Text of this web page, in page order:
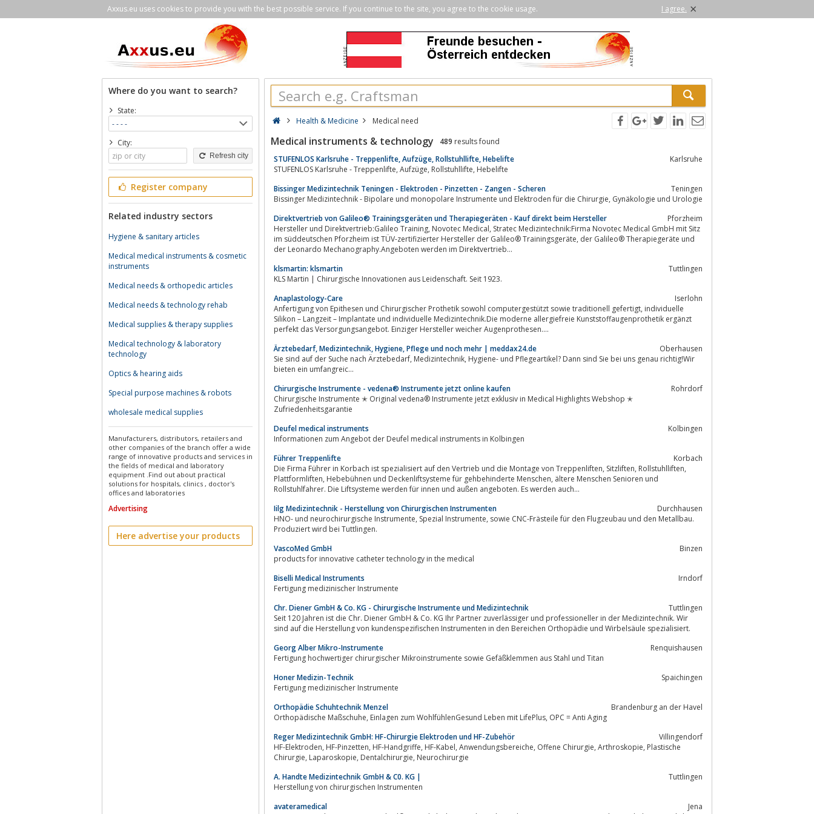
Axxus.eu uses cookies to provide you with the best possible service. If you continue to the site, you agree to the cookie usage. I agree. ×
Where do you want to search?
State:
City:
Refresh city
Register company
Related industry sectors
Hygiene & sanitary articles
Medical medical instruments & cosmetic
instruments
Medical needs & orthopedic articles
Medical needs & technology rehab
Medical supplies & therapy supplies
Medical technology & laboratory
technology
Optics & hearing aids
Special purpose machines & robots
wholesale medical supplies
Manufacturers, distributors, retailers and
other companies of the branch offer a wide
range of innovative products and services in
the fields of medical and laboratory
equipment .Find out about practical
solutions for hospitals, clinics , doctor's
offices and laboratories
Advertising
Here advertise your products
Health & Medicine Medical need
Medical instruments & technology 489 results found
STUFENLOS Karlsruhe - Treppenlifte, Aufzüge, Rollstuhllifte, Hebelifte
Karlsruhe
STUFENLOS Karlsruhe - Treppenlifte, Aufzüge, Rollstuhllifte, Hebelifte
Bissinger Medizintechnik Teningen - Elektroden - Pinzetten - Zangen - Scheren
Teningen
Bissinger Medizintechnik - Bipolare und monopolare Instrumente und Elektroden für die Chirurgie, Gynäkologie und Urologie
Direktvertrieb von Galileo® Trainingsgeräten und Therapiegeräten - Kauf direkt beim Hersteller
Pforzheim
Hersteller und Direktvertrieb:Galileo Training, Novotec Medical, Stratec Medizintechnik:Firma Novotec Medical GmbH mit Sitz
im süddeutschen Pforzheim ist TÜV-zertifizierter Hersteller der Galileo® Trainingsgeräte, der Galileo® Therapiegeräte und
der Leonardo Mechanography.Angeboten werden im Direktvertrieb...
klsmartin: klsmartin
Tuttlingen
KLS Martin | Chirurgische Innovationen aus Leidenschaft. Seit 1923.
Anaplastology-Care
Iserlohn
Anfertigung von Epithesen und Chirurgischer Prothetik sowohl computergestützt sowie traditionell gefertigt, individuelle
Silikon – Langzeit – Implantate und individuelle Medizintechnik.Die moderne allergiefreie Kunststoffaugenprothetik ergänzt
perfekt das Versorgungsangebot. Einziger Hersteller weicher Augenprothesen....
Ärztebedarf, Medizintechnik, Hygiene, Pflege und noch mehr | meddax24.de
Oberhausen
Sie sind auf der Suche nach Ärztebedarf, Medizintechnik, Hygiene- und Pflegeartikel? Dann sind Sie bei uns genau richtig!Wir
bieten ein umfangreic...
Chirurgische Instrumente - vedena® Instrumente jetzt online kaufen
Rohrdorf
Chirurgische Instrumente ✭ Original vedena® Instrumente jetzt exklusiv in Medical Highlights Webshop ✭
Zufriedenheitsgarantie
Deufel medical instruments
Kolbingen
Informationen zum Angebot der Deufel medical instruments in Kolbingen
Führer Treppenlifte
Korbach
Die Firma Führer in Korbach ist spezialisiert auf den Vertrieb und die Montage von Treppenliften, Sitzliften, Rollstuhlliften,
Plattformliften, Hebebühnen und Deckenliftsysteme für gehbehinderte Menschen, ältere Menschen Senioren und
Rollstuhlfahrer. Die Liftsysteme werden für innen und außen angeboten. Es werden auch...
Iilg Medizintechnik - Herstellung von Chirurgischen Instrumenten
Durchhausen
HNO- und neurochirurgische Instrumente, Spezial Instrumente, sowie CNC-Frästeile für den Flugzeubau und den Metallbau.
Produziert wird bei Tuttlingen.
VascoMed GmbH
Binzen
products for innovative catheter technology in the medical
Biselli Medical Instruments
Irndorf
Fertigung medizinischer Instrumente
Chr. Diener GmbH & Co. KG - Chirurgische Instrumente und Medizintechnik
Tuttlingen
Seit 120 Jahren ist die Chr. Diener GmbH & Co. KG Ihr Partner zuverlässiger und professioneller in der Medizintechnik. Wir
sind auf die Herstellung von kundenspezifischen Instrumenten in den Bereichen Orthopädie und Wirbelsäule spezialisiert.
Georg Alber Mikro-Instrumente
Renquishausen
Fertigung hochwertiger chirurgischer Mikroinstrumente sowie Gefäßklemmen aus Stahl und Titan
Honer Medizin-Technik
Spaichingen
Fertigung medizinischer Instrumente
Orthopädie Schuhtechnik Menzel
Brandenburg an der Havel
Orthopädische Maßschuhe, Einlagen zum WohlfühlenGesund Leben mit LifePlus, OPC = Anti Aging
Reger Medizintechnik GmbH: HF-Chirurgie Elektroden und HF-Zubehör
Villingendorf
HF-Elektroden, HF-Pinzetten, HF-Handgriffe, HF-Kabel, Anwendungsbereiche, Offene Chirurgie, Arthroskopie, Plastische
Chirurgie, Laparoskopie, Dentalchirurgie, Neurochirurgie
A. Handte Medizintechnik GmbH & C0. KG |
Tuttlingen
Herstellung von chirurgischen Instrumenten
avateramedical
Jena